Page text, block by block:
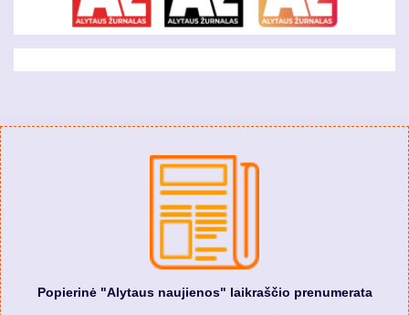
Popierinė "Alytaus naujienos" laikraščio prenumerata